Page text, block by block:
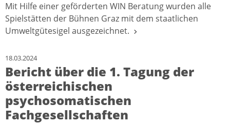
Mit Hilfe einer geförderten WIN Beratung wurden alle
Spielstätten der Bühnen Graz mit dem staatlichen
Umweltgütesigel ausgezeichnet.
18.03.2024
Bericht über die 1. Tagung der
österreichischen
psychosomatischen
Fachgesellschaften